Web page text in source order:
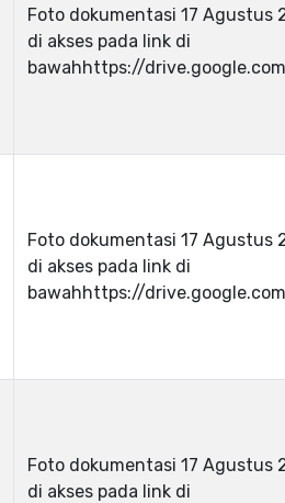
Foto dokumentasi 17 Agustus
di akses pada link di
bawahhttps://
Foto dokumentasi 17 Agustus
di akses pada link di
bawahhttps://
Foto dokumentasi 17 Agustus
di akses pada link di